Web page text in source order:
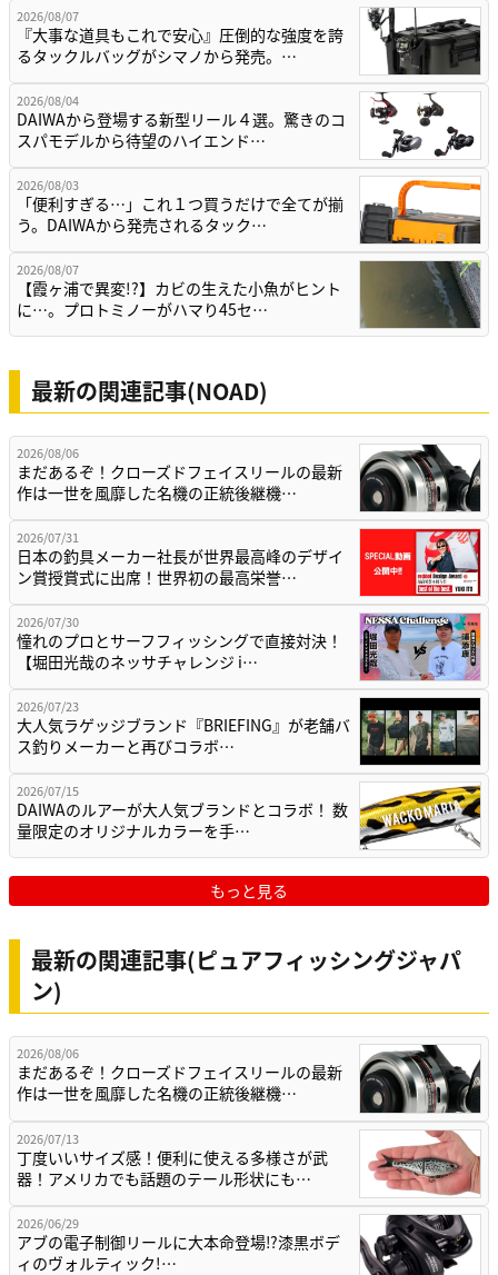
2026/08/07
『大事な道具もこれで安心』圧倒的な強度を誇
るタックルバッグがシマノから発売。…
2026/08/04
DAIWAから登場する新型リール４選。驚きのコ
スパモデルから待望のハイエンド…
2026/08/03
「便利すぎる…」これ１つ買うだけで全てが揃
う。DAIWAから発売されるタック…
2026/08/07
【霞ヶ浦で異変!?】カビの生えた小魚がヒント
に…。プロトミノーがハマり45セ…
最新の関連記事(NOAD)
2026/08/06
まだあるぞ！クローズドフェイスリールの最新
作は一世を風靡した名機の正統後継機…
2026/07/31
日本の釣具メーカー社長が世界最高峰のデザイ
ン賞授賞式に出席！世界初の最高栄誉…
2026/07/30
憧れのプロとサーフフィッシングで直接対決！
【堀田光哉のネッサチャレンジ i…
2026/07/23
大人気ラゲッジブランド『BRIEFING』が老舗バ
ス釣りメーカーと再びコラボ…
2026/07/15
DAIWAのルアーが大人気ブランドとコラボ！ 数
量限定のオリジナルカラーを手…
もっと見る
最新の関連記事(ピュアフィッシングジャパ
ン)
2026/08/06
まだあるぞ！クローズドフェイスリールの最新
作は一世を風靡した名機の正統後継機…
2026/07/13
丁度いいサイズ感！便利に使える多様さが武
器！アメリカでも話題のテール形状にも…
2026/06/29
アブの電子制御リールに大本命登場⁉漆黒ボデ
ィのヴォルティック!…